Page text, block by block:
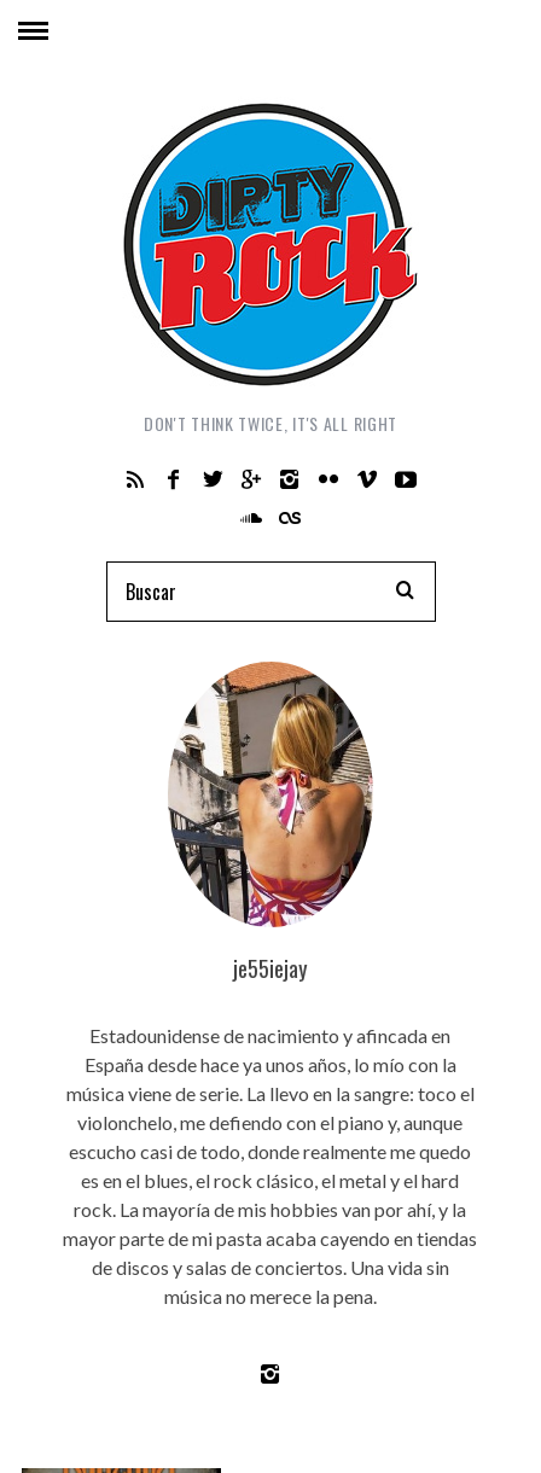
DON'T THINK TWICE, IT'S ALL RIGHT
je55iejay
Estadounidense de nacimiento y afincada en
España desde hace ya unos años, lo mío con la
música viene de serie. La llevo en la sangre: toco el
violonchelo, me defiendo con el piano y, aunque
escucho casi de todo, donde realmente me quedo
es en el blues, el rock clásico, el metal y el hard
rock. La mayoría de mis hobbies van por ahí, y la
mayor parte de mi pasta acaba cayendo en tiendas
de discos y salas de conciertos. Una vida sin
música no merece la pena.